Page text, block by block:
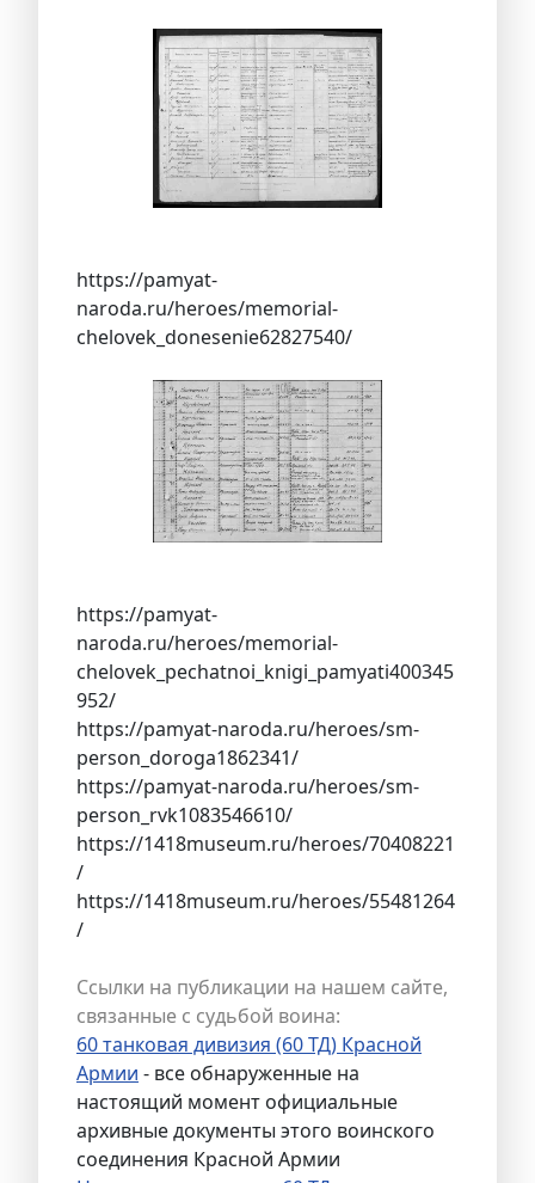
https://pamyat-
naroda.ru/heroes/memorial-
chelovek_donesenie62827540/
https://pamyat-
naroda.ru/heroes/memorial-
chelovek_pechatnoi_knigi_pamyati400345
952/
https://pamyat-naroda.ru/heroes/sm-
person_doroga1862341/
https://pamyat-naroda.ru/heroes/sm-
person_rvk1083546610/
https://1418museum.ru/heroes/70408221
/
https://1418museum.ru/heroes/55481264
/
Ссылки на публикации на нашем сайте,
связанные с судьбой воина:
60 танковая дивизия (60 ТД) Красной
Армии - все обнаруженные на
настоящий момент официальные
архивные документы этого воинского
соединения Красной Армии